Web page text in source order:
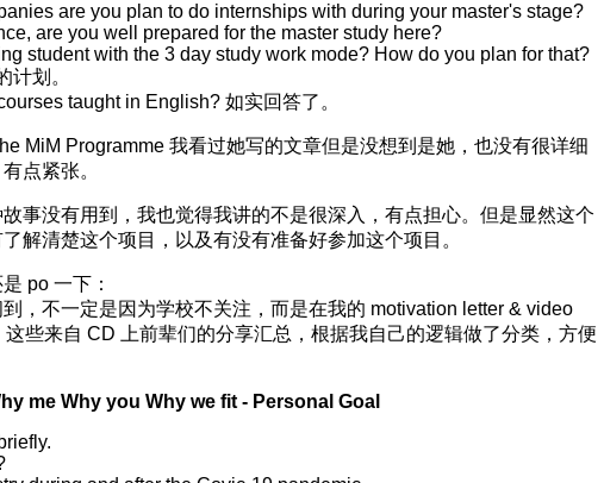
are you plan to do internships with during your master's stage?
are you well prepared for the master study here?
student with the 3 day study work mode? How do you plan for that?
计划。
taught in English? 如实回答了。
MiM Programme 我看过她写的文章但是没想到是她，也没有很详细
点紧张。
事没有用到，我也觉得我讲的不是很深入，有点担心。但是显然这个
解清楚这个项目，以及有没有准备好参加这个项目。
po 一下：
到，不一定是因为学校不关注，而是在我的 motivation letter & video
些来自 CD 上前辈们的分享汇总，根据我自己的逻辑做了分类，方便
me Why you Why we fit - Personal Goal